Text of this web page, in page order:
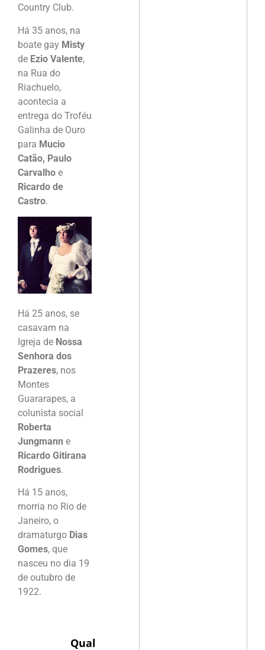
Country Club.
Há 35 anos, na
boate gay Misty
de Ezio Valente,
na Rua do
Riachuelo,
acontecia a
entrega do Troféu
Galinha de Ouro
para Mucio
Catão, Paulo
Carvalho e
Ricardo de
Castro.
Há 25 anos, se
casavam na
Igreja de Nossa
Senhora dos
Prazeres, nos
Montes
Guararapes, a
colunista social
Roberta
Jungmann e
Ricardo Gitirana
Rodrigues.
Há 15 anos,
morria no Rio de
Janeiro, o
dramaturgo Dias
Gomes, que
nasceu no dia 19
de outubro de
1922.
Qual